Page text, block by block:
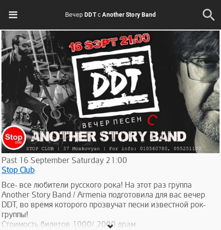
Вечер DDT с Another Story Band
Past 16 September Saturday 21:00
Stop Club
Все- все любители русского рока! На этот раз группа
Another Story Band / Armenia подготовила для вас вечер
DDT, во время которого прозвучат песни известной рок-
группы!
Стоимость билетов 1000/ 2000 драм